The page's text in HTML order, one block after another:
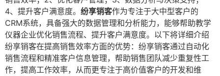
4、提升客户满意度。 纷享销客作为专注于大中型客户的
CRM系统，具备强大的数据管理和分析能力，能够帮助教学
仪器企业优化销售流程、提升客户满意度。以下将详细介绍
纷享销客在提高销售效率方面的优势：纷享销客通过自动化
销售流程和精准客户信息管理，帮助销售团队减少重复性工
作，提高工作效率，从而更专注于高价值客户的开发和维